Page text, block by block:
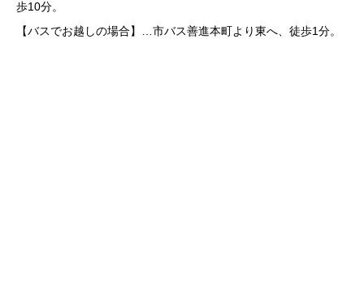
歩10分。
【バスでお越しの場合】…市バス善進本町より東へ、徒歩1分。